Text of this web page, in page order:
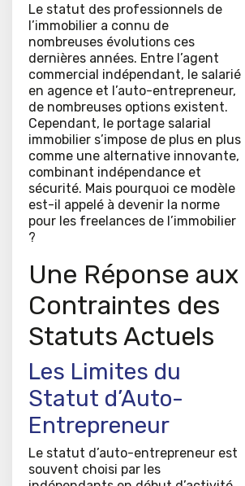
Le statut des professionnels de
l’immobilier a connu de
nombreuses évolutions ces
dernières années. Entre l’agent
commercial indépendant, le salarié
en agence et l’auto-entrepreneur,
de nombreuses options existent.
Cependant, le portage salarial
immobilier s’impose de plus en plus
comme une alternative innovante,
combinant indépendance et
sécurité. Mais pourquoi ce modèle
est-il appelé à devenir la norme
pour les freelances de l’immobilier
?
Une Réponse aux
Contraintes des
Statuts Actuels
Les Limites du
Statut d’Auto-
Entrepreneur
Le statut d’auto-entrepreneur est
souvent choisi par les